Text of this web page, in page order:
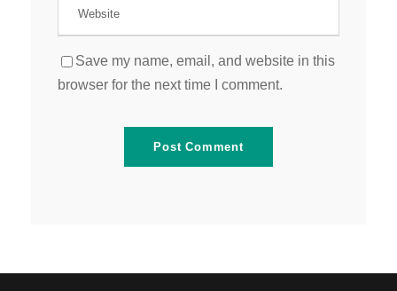
Save my name, email, and website in this
browser for the next time I comment.